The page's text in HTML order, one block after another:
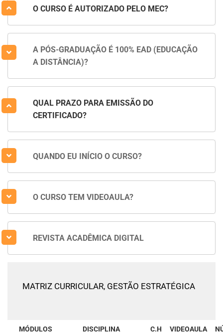
O CURSO É AUTORIZADO PELO MEC?
A PÓS-GRADUAÇÃO É 100% EAD (EDUCAÇÃO
A DISTÂNCIA)?
QUAL PRAZO PARA EMISSÃO DO
CERTIFICADO?
QUANDO EU INÍCIO O CURSO?
O CURSO TEM VIDEOAULA?
REVISTA ACADÊMICA DIGITAL
MATRIZ CURRICULAR, GESTÃO ESTRATÉGICA
MÓDULOS DISCIPLINA C.H VIDEOAULA